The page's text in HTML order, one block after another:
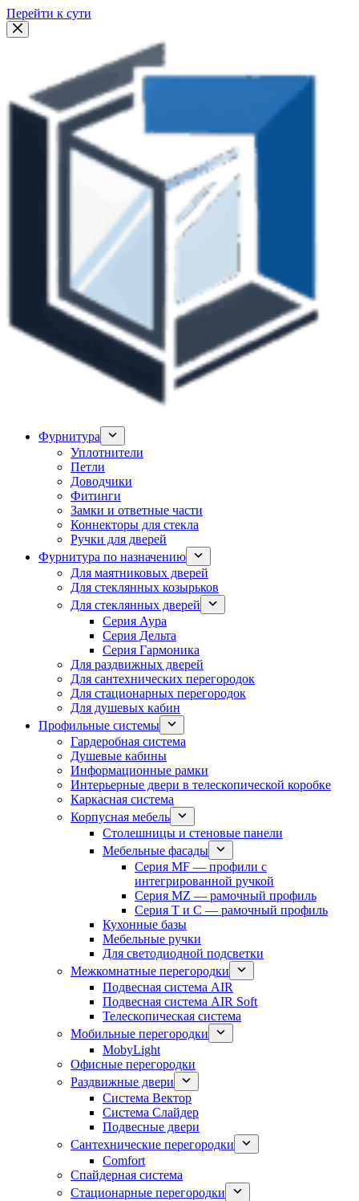
Перейти к сути
Фурнитура
Уплотнители
Петли
Доводчики
Фитинги
Замки и ответные части
Коннекторы для стекла
Ручки для дверей
Фурнитура по назначению
Для маятниковых дверей
Для стеклянных козырьков
Для стеклянных дверей
Серия Аура
Серия Дельта
Серия Гармоника
Для раздвижных дверей
Для сантехнических перегородок
Для стационарных перегородок
Для душевых кабин
Профильные системы
Гардеробная система
Душевые кабины
Информационные рамки
Интерьерные двери в телескопической коробке
Каркасная система
Корпусная мебель
Столешницы и стеновые панели
Мебельные фасады
Серия MF — профили с
интегрированной ручкой
Серия MZ — рамочный профиль
Серия T и C — рамочный профиль
Кухонные базы
Мебельные ручки
Для светодиодной подсветки
Межкомнатные перегородки
Подвесная система AIR
Подвесная система AIR Soft
Телескопическая система
Мобильные перегородки
MobyLight
Офисные перегородки
Раздвижные двери
Система Вектор
Система Слайдер
Подвесные двери
Сантехнические перегородки
Comfort
Спайдерная система
Стационарные перегородки